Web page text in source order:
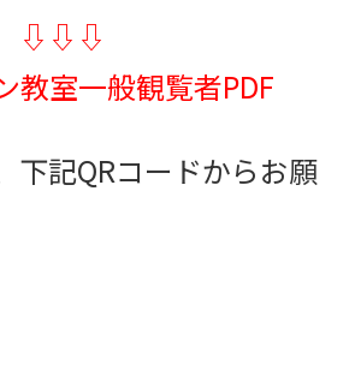
教室一般観覧者PDF
下記QRコードからお願